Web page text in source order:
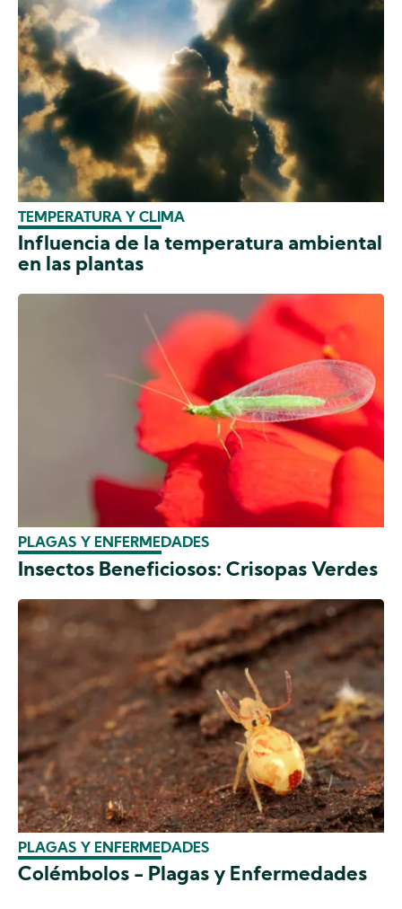
TEMPERATURA Y CLIMA
Influencia de la temperatura ambiental
en las plantas
PLAGAS Y ENFERMEDADES
Insectos Beneficiosos: Crisopas Verdes
PLAGAS Y ENFERMEDADES
Colémbolos - Plagas y Enfermedades